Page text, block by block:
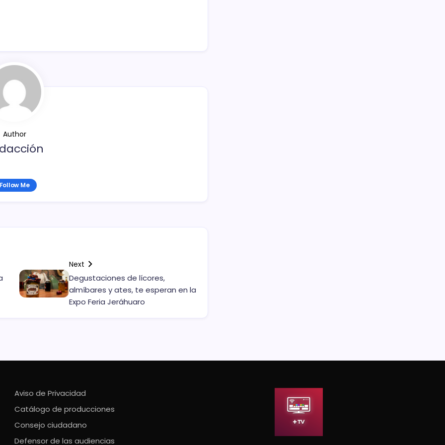
Author
Follow Me
Next
Degustaciones de lícores,
almíbares y ates, te esperan en la
Expo Feria Jeráhuaro
Aviso de Privacidad
Catálogo de producciones
Consejo ciudadano
Defensor de las audiencias